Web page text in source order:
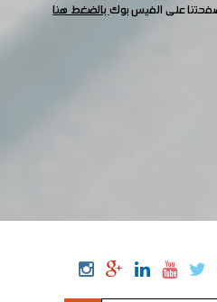
على الفيس بوكبالضغط هنا